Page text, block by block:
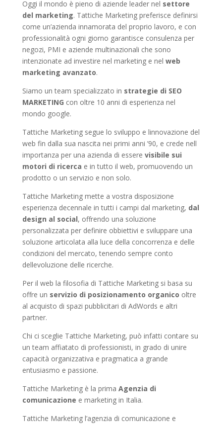
Oggi il mondo è pieno di aziende leader nel settore
del marketing. Tattiche Marketing preferisce definirsi
come un’azienda innamorata del proprio lavoro, e con
professionalità ogni giorno garantisce consulenza per
negozi, PMI e aziende multinazionali che sono
intenzionate ad investire nel marketing e nel web
marketing avanzato.
Siamo un team specializzato in strategie di SEO
MARKETING con oltre 10 anni di esperienza nel
mondo google.
Tattiche Marketing segue lo sviluppo e linnovazione del
web fin dalla sua nascita nei primi anni ’90, e crede nell
importanza per una azienda di essere visibile sui
motori di ricerca e in tutto il web, promuovendo un
prodotto o un servizio e non solo.
Tattiche Marketing mette a vostra disposizione
esperienza decennale in tutti i campi dal marketing, dal
design al social, offrendo una soluzione
personalizzata per definire obbiettivi e sviluppare una
soluzione articolata alla luce della concorrenza e delle
condizioni del mercato, tenendo sempre conto
dellevoluzione delle ricerche.
Per il web la filosofia di Tattiche Marketing si basa su
offre un servizio di posizionamento organico oltre
al acquisto di spazi pubblicitari di AdWords e altri
partner.
Chi ci sceglie Tattiche Marketing, può infatti contare su
un team affiatato di professionisti, in grado di unire
capacità organizzativa e pragmatica a grande
entusiasmo e passione.
Tattiche Marketing è la prima Agenzia di
comunicazione e marketing in Italia.
Tattiche Marketing l’agenzia di comunicazione e